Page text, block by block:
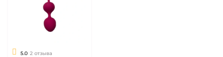
5.0 2 отзыва